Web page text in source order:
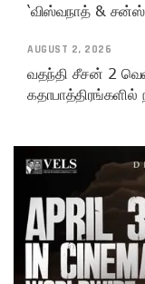
‘விஸ்வநாத் &
AUGUST 2, 2026
வதந்தி சீசன் 2
கதாபாத்திரங்களில்